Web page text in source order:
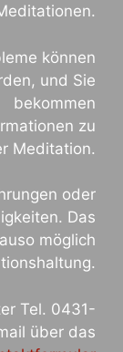
können
und Sie
bekommen
zu
Meditation.
oder
Das
möglich
Tel. 0431-
über das